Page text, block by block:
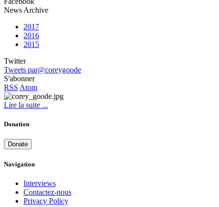
News Archive
2017
2016
2015
Twitter
Tweets par@coreygoode
S'abonner
RSS Atom
Lire la suite ...
Donation
Donate
Navigation
Interviews
Contactez-nous
Privacy Policy